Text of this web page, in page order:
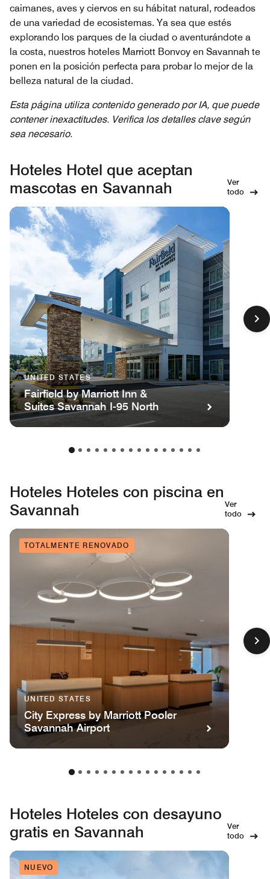
caimanes, aves y ciervos en su hábitat natural, rodeados
de una variedad de ecosistemas. Ya sea que estés
explorando los parques de la ciudad o aventurándote a
la costa, nuestros hoteles Marriott Bonvoy en Savannah te
ponen en la posición perfecta para probar lo mejor de la
belleza natural de la ciudad.
Esta página utiliza contenido generado por IA, que puede
contener inexactitudes. Verifica los detalles clave según
sea necesario.
Hoteles Hotel que aceptan
mascotas en Savannah
Ver
todo
UNITED STATES
Fairfield by Marriott Inn &
Suites Savannah I-95 North
Hoteles Hoteles con piscina en
Savannah
Ver
todo
TOTALMENTE RENOVADO
UNITED STATES
City Express by Marriott Pooler
Savannah Airport
Hoteles Hoteles con desayuno
gratis en Savannah
Ver
todo
NUEVO